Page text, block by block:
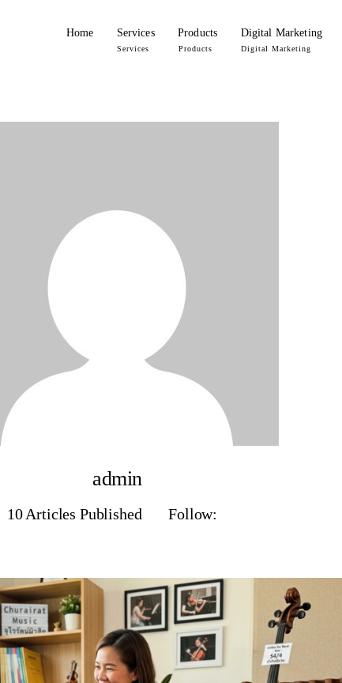
Home Services
Services
Products
Products
Digital Marketing
Digital Marketing
admin
10Articles Published Follow: